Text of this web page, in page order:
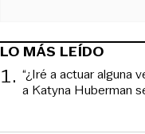
LO MÁS LEÍDO
1. “¿Iré a actuar alguna
a Katyna Huberman